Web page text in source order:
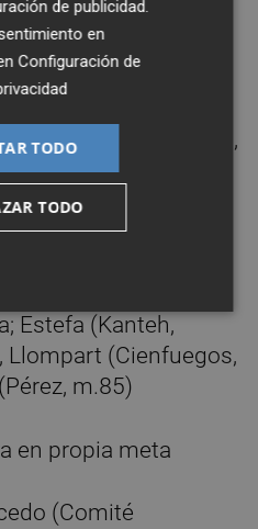
Martínez; Fresneda,
(Charity, m.77);
(Pinel, m.60),
y Jade Boho
Giménez, Mata,
Estefa (Kanteh,
Llompart (Cienfuegos,
m.85)
en propia meta
(Comité
de publicidad
en
Configuración de
TODO
TODO